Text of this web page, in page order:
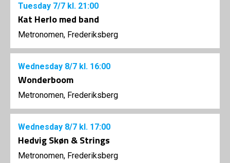
Tuesday 7/7 kl. 21:00
Kat Herlo med band
Metronomen, Frederiksberg
Wednesday 8/7 kl. 16:00
Wonderboom
Metronomen, Frederiksberg
Wednesday 8/7 kl. 17:00
Hedvig Skøn & Strings
Metronomen, Frederiksberg